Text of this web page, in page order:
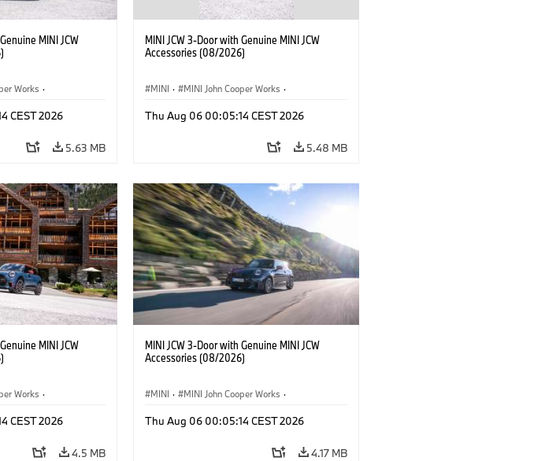
MINI JCW
Works ·
CEST 2026
5.63 MB
MINI JCW 3-Door with Genuine MINI JCW
Accessories (08/2026)
MINI · MINI John Cooper Works ·
Optional Extras, Accessories
Thu Aug 06 00:05:14 CEST 2026
5.48 MB
MINI JCW
Works ·
CEST 2026
4.5 MB
MINI JCW 3-Door with Genuine MINI JCW
Accessories (08/2026)
MINI · MINI John Cooper Works ·
Optional Extras, Accessories
Thu Aug 06 00:05:14 CEST 2026
4.17 MB